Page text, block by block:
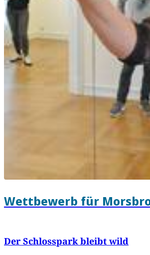
Wettbewerb für
Der Schlosspark bleibt wild